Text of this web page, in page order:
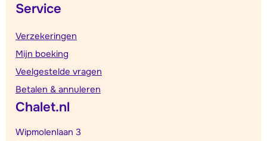
Service
Verzekeringen
Mijn boeking
Veelgestelde vragen
Betalen & annuleren
Chalet.nl
Wipmolenlaan 3